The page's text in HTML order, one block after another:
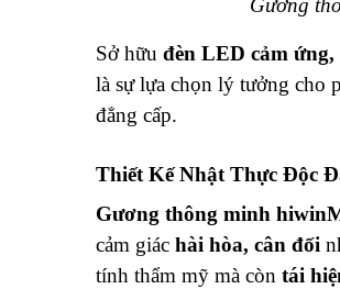
Gương
Sở hữu đèn LED cảm ứng,
là sự lựa chọn lý tưởng cho
đẳng cấp.
Thiết Kế Nhật Thực Độc
Gương thông minh
cảm giác hài hòa, cân đối
tính thẩm mỹ mà còn tái